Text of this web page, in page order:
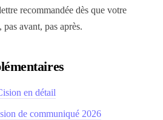
recommandée dès que votre
avant, pas après.
en détail
de communiqué 2026